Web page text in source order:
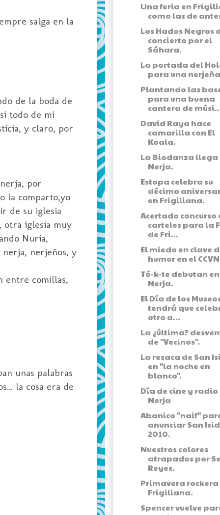
salga en la
de la boda de
todo de mi
y claro, por
por
la comparto,yo
de su iglesia
otra iglesia muy
Nuria,
nerjeños, y
entre comillas,
unas palabras
la cosa era de
Una feria en
como las de
Los Hados Negros
concierto por el
Sáhara.
La portada del
para una
Plantando las
para una buena
cantera de
David Raya hace
camarilla con El
Koala.
La Biodanza llega
Nerja.
Estopa celebra su
décimo
en Frigiliana.
Acertado concurso
carteles para la
de Fri...
El miedo en clave
humor en el CCVN
Tó-k-te debutan en
Nerja.
El Día de los
tendrá que
otro a...
La ¿última?
de "Vecinos".
La resaca de San
en "la noche en
blanco".
Día de cine y radio
Nerja
Abanico "naif"
anunciar San
2010.
Nuestros colores
atrapados por
Reyes.
Primavera rockera
Frigiliana.
Spencer vuelve